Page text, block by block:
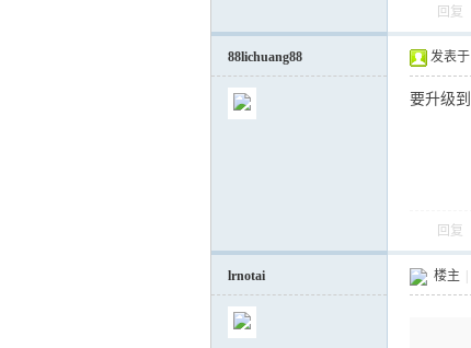
回复
88lichuang88 发表于
要升级
回复
lrnotai 楼主